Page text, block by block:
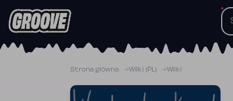
Przejdź
do
treści
Strona główna Wilki (PL) Wilki